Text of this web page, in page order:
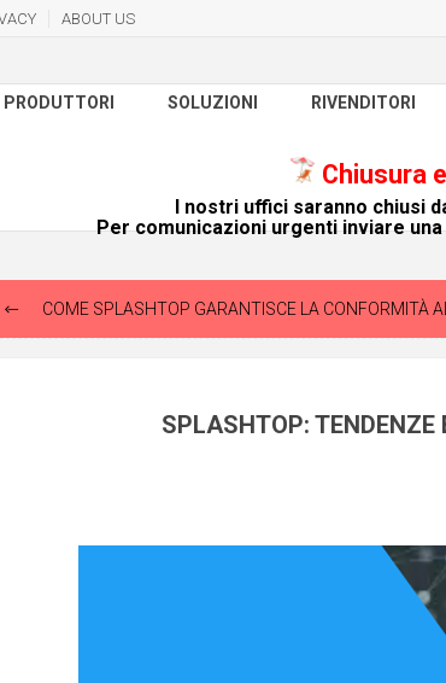
ABOUT US
PRODUTTORI SOLUZIONI RIVENDITORI
Chiusura
I nostri uffici saranno chiusi
Per comunicazioni urgenti inviare
COME SPLASHTOP GARANTISCE LA CONFORMITÀ ALLA
SPLASHTOP: TENDENZE